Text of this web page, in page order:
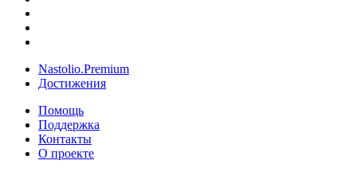
Nastolio.Premium
Достижения
Помощь
Поддержка
Контакты
О проекте